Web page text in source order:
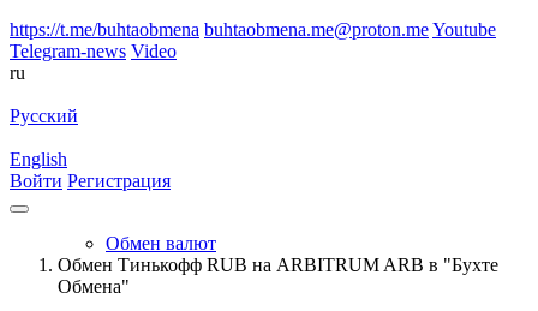
https://t.me/buhtaobmena buhtaobmena.me@proton.meYoutube
Telegram-news Video
ru
Русский
English
Войти Регистрация
Обмен валют
Обмен Тинькофф RUB на ARBITRUM ARB в "Бухте
Обмена"